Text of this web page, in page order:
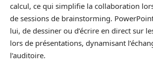
calcul, ce qui simplifie la collaboration
de sessions de brainstorming.
lui, de dessiner ou d’écrire en direct sur
lors de présentations, dynamisant
l’auditoire.